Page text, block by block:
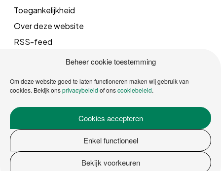
Beheer cookie toestemming
Om deze website goed te laten functioneren maken wij gebruik van
cookies. Bekijk onsprivacybeleid of onscookiebeleid.
Cookies accepteren
Enkel functioneel
Bekijk voorkeuren
Toegankelijkheid
Over deze website
RSS-feed
Mail
Telefoonnummer